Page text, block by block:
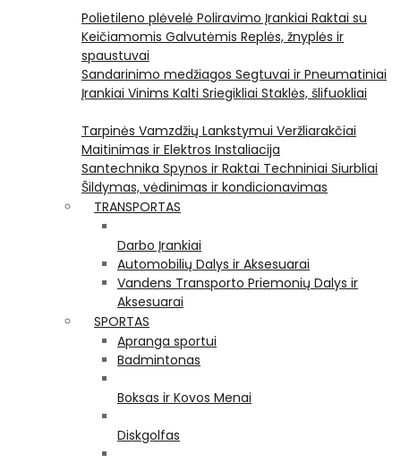
Polietileno plėvelė Poliravimo Įrankiai Raktai su
Keičiamomis Galvutėmis Replės, žnyplės ir
spaustuvai
Sandarinimo medžiagos Segtuvai ir Pneumatiniai
Įrankiai Vinims Kalti Sriegikliai Staklės, šlifuokliai
Tarpinės Vamzdžių Lankstymui Veržliarakčiai
Maitinimas ir Elektros Instaliacija
Santechnika Spynos ir Raktai Techniniai Siurbliai
Šildymas, vėdinimas ir kondicionavimas
TRANSPORTAS
Darbo Įrankiai
Automobilių Dalys ir Aksesuarai
Vandens Transporto Priemonių Dalys ir
Aksesuarai
SPORTAS
Apranga sportui
Badmintonas
Boksas ir Kovos Menai
Diskgolfas